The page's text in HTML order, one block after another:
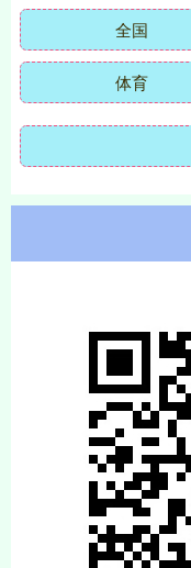
全国
体育